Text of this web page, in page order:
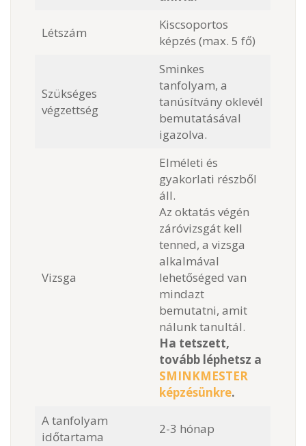
Létszám
Kiscsoportos
képzés (max. 5 fő)
Szükséges
végzettség
Sminkes
tanfolyam, a
tanúsítvány oklevél
bemutatásával
igazolva.
Vizsga
Elméleti és
gyakorlati részből
áll.
Az oktatás végén
záróvizsgát kell
tenned, a vizsga
alkalmával
lehetőséged van
mindazt
bemutatni, amit
nálunk tanultál.
Ha tetszett,
tovább léphetsz a
SMINKMESTER
képzésünkre.
A tanfolyam
időtartama
2-3 hónap